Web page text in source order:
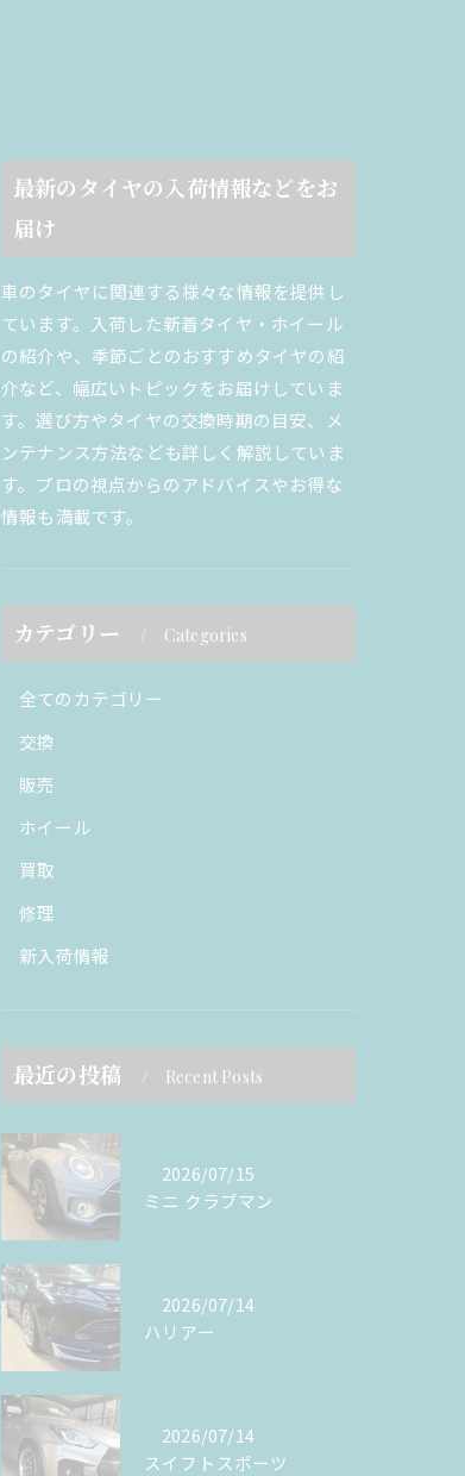
最新のタイヤの入荷情報などをお
届け
車のタイヤに関連する様々な情報を提供し
ています。入荷した新着タイヤ・ホイール
の紹介や、季節ごとのおすすめタイヤの紹
介など、幅広いトピックをお届けしていま
す。選び方やタイヤの交換時期の目安、メ
ンテナンス方法なども詳しく解説していま
す。プロの視点からのアドバイスやお得な
情報も満載です。
カテゴリー Categories
全てのカテゴリー
交換
販売
ホイール
買取
修理
新入荷情報
最近の投稿 Recent Posts
2026/07/15
ミニ クラブマン
2026/07/14
ハリアー
2026/07/14
スイフトスポーツ